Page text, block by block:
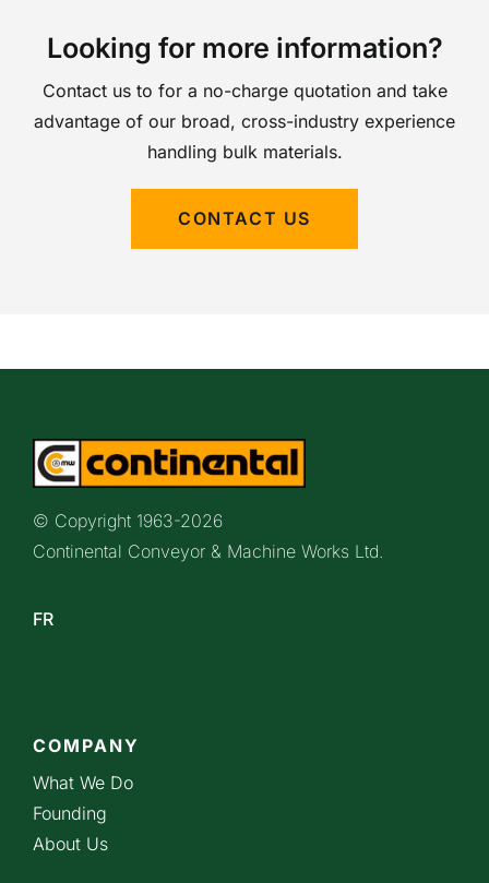
Looking for more information?
Contact us to for a no-charge quotation and take
advantage of our broad, cross-industry experience
handling bulk materials.
CONTACT US
© Copyright 1963-2026
Continental Conveyor & Machine Works Ltd.
FR
COMPANY
What We Do
Founding
About Us